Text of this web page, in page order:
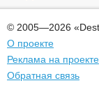
© 2005—2026
О проекте
Реклама на проекте
Обратная связь